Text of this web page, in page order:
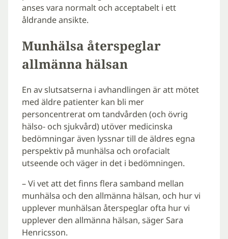
anses vara normalt och acceptabelt i ett
åldrande ansikte.
Munhälsa återspeglar
allmänna hälsan
En av slutsatserna i avhandlingen är att mötet
med äldre patienter kan bli mer
personcentrerat om tandvården (och övrig
hälso- och sjukvård) utöver medicinska
bedömningar även lyssnar till de äldres egna
perspektiv på munhälsa och orofacialt
utseende och väger in det i bedömningen.
– Vi vet att det finns flera samband mellan
munhälsa och den allmänna hälsan, och hur vi
upplever munhälsan återspeglar ofta hur vi
upplever den allmänna hälsan, säger Sara
Henricsson.